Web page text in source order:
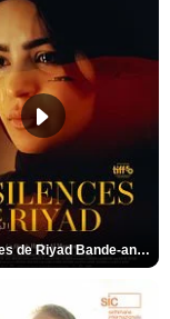
Les Silences de Riyad Bande-annonce VO STFR